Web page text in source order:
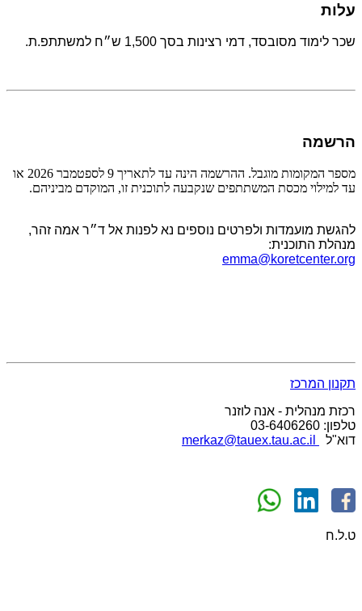
עלות
שכר לימוד מסובסד, דמי רצינות בסך 1,500 ש״ח למשתתפ.ת.
הרשמה
מספר המקומות מוגבל. ההרשמה הינה עד לתאריך 9 לספטמבר 2026 או
עד למילוי מכסת המשתתפים שנקבעה לתוכנית זו, המוקדם מביניהם.
להגשת מועמדות ולפרטים נוספים נא לפנות אל ד״ר אמה זהר,
מנהלת התוכנית:
emma@koretcenter.org
תקנון המרכז
רכזת מנהלית - אנה לוזנר
טלפון: 03-6406260
​דוא"ל
ט.ל.ח